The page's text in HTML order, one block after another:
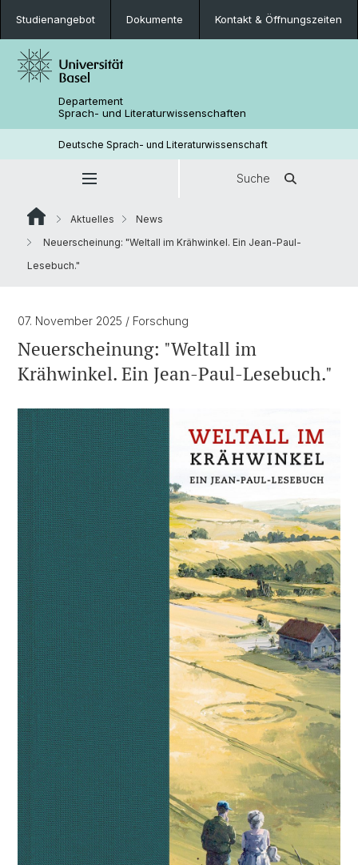
Studienangebot Dokumente Kontakt & Öffnungszeiten
Departement
Sprach- und Literaturwissenschaften
Deutsche Sprach- und Literaturwissenschaft
Suche
Aktuelles
News
Neuerscheinung: "Weltall im Krähwinkel. Ein Jean-Paul-
Lesebuch."
07. November 2025 / Forschung
Neuerscheinung: "Weltall im
Krähwinkel. Ein Jean-Paul-Lesebuch."